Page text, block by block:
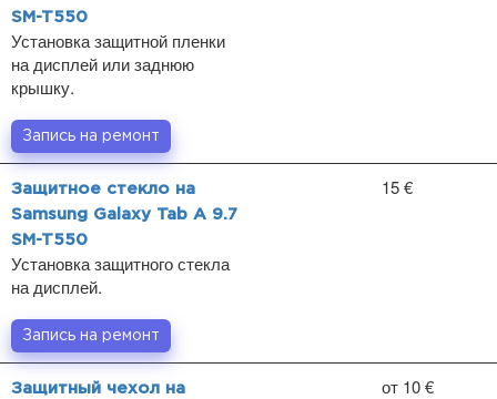
SM-T550
Установка защитной пленки
на дисплей или заднюю
крышку.
Запись на ремонт
Защитное стекло на
Samsung Galaxy Tab A 9.7
SM-T550
Установка защитного стекла
на дисплей.
15 €
Запись на ремонт
Защитный чехол на
от 10 €